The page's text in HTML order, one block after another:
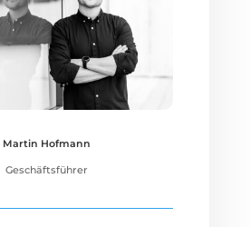
Martin Hofmann
Geschäftsführer